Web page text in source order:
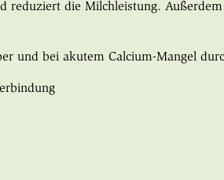
die Milchleistung.
und bei akutem Calcium-Mangel